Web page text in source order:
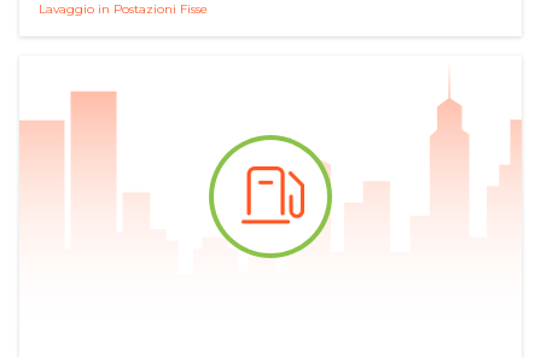
Lavaggio in Postazioni Fisse